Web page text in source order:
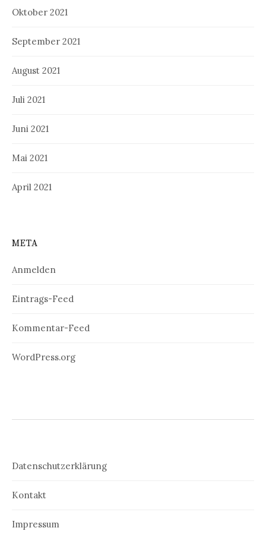
Oktober 2021
September 2021
August 2021
Juli 2021
Juni 2021
Mai 2021
April 2021
META
Anmelden
Eintrags-Feed
Kommentar-Feed
WordPress.org
Datenschutzerklärung
Kontakt
Impressum